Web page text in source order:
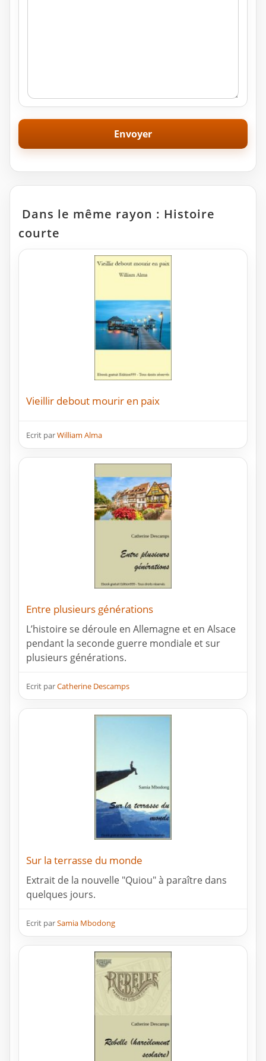
Dans le même rayon : Histoire
courte
Vieillir debout mourir en paix
Ecrit parWilliam Alma
Entre plusieurs générations
L’histoire se déroule en Allemagne et en Alsace
pendant la seconde guerre mondiale et sur
plusieurs générations.
Ecrit parCatherine Descamps
Sur la terrasse du monde
Extrait de la nouvelle "Quiou" à paraître dans
quelques jours.
Ecrit parSamia Mbodong